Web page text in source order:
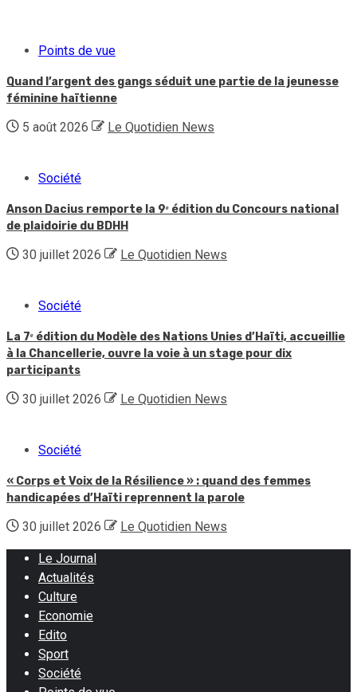
Points de vue
Quand l’argent des gangs séduit une partie de la jeunesse
féminine haïtienne
5 août 2026 Le Quotidien News
Société
Anson Dacius remporte la 9ᵉ édition du Concours national
de plaidoirie du BDHH
30 juillet 2026 Le Quotidien News
Société
La 7ᵉ édition du Modèle des Nations Unies d’Haïti, accueillie
à la Chancellerie, ouvre la voie à un stage pour dix
participants
30 juillet 2026 Le Quotidien News
Société
« Corps et Voix de la Résilience » : quand des femmes
handicapées d’Haïti reprennent la parole
30 juillet 2026 Le Quotidien News
Le Journal
Actualités
Culture
Economie
Edito
Sport
Société